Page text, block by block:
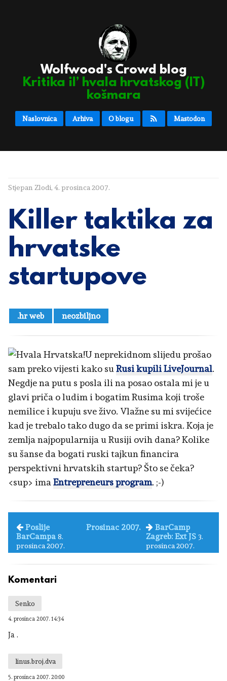
Wolfwood's Crowd blog
Kritika il’ hvala hrvatskog (IT)
košmara
Naslovnica Arhiva O blogu Mastodon
Stjepan Zlodi, 4. prosinca 2007.
Killer taktika za
hrvatske
startupove
.hr web neozbiljno
U neprekidnom slijedu prošao
sam preko vijesti kako su Rusi kupili LiveJournal.
Negdje na putu s posla ili na posao ostala mi je u
glavi priča o ludim i bogatim Rusima koji troše
nemilice i kupuju sve živo. Vlažne su mi svijećice
kad je trebalo tako dugo da se primi iskra. Koja je
zemlja najpopularnija u Rusiji ovih dana? Kolike
su šanse da bogati ruski tajkun financira
perspektivni hrvatskih startup? Što se čeka?
<sup> ima Entrepreneurs program. ;-)
Poslije
BarCampa 8.
prosinca 2007.
Prosinac 2007.
BarCamp
Zagreb: Ext JS 3.
prosinca 2007.
Komentari
Senko
4. prosinca 2007. 14:34
Ja .
linus.broj.dva
5. prosinca 2007. 20:00